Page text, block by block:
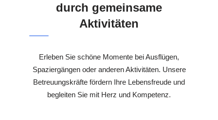
durch gemeinsame
Aktivitäten
Erleben Sie schöne Momente bei Ausflügen,
Spaziergängen oder anderen Aktivitäten. Unsere
Betreuungskräfte fördern Ihre Lebensfreude und
begleiten Sie mit Herz und Kompetenz.